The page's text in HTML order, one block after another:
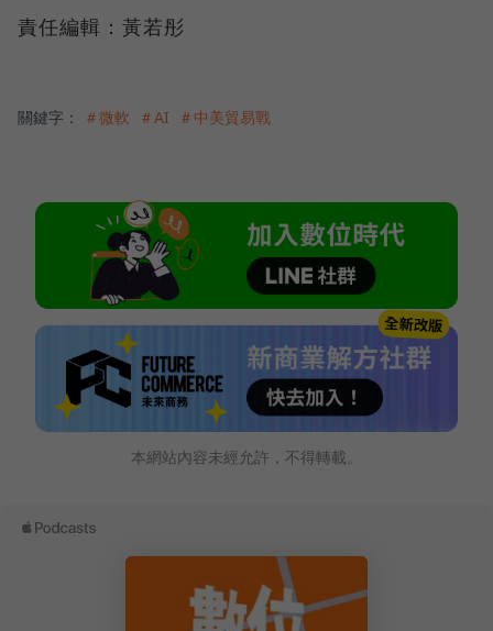
責任編輯：黃若彤
關鍵字： ＃微軟 ＃AI ＃中美貿易戰
本網站內容未經允許，不得轉載。